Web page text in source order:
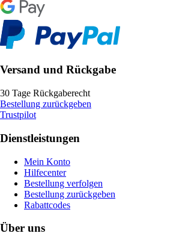
Versand und Rückgabe
30 Tage Rückgaberecht
Bestellung zurückgeben
Trustpilot
Dienstleistungen
Mein Konto
Hilfecenter
Bestellung verfolgen
Bestellung zurückgeben
Rabattcodes
Über uns